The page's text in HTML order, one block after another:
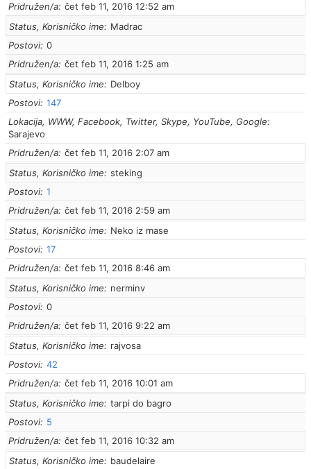
Pridružen/a čet feb 11, 2016 12:52 am
Status, Korisničko ime
Madrac
Postovi 0
Pridružen/a čet feb 11, 2016 1:25 am
Status, Korisničko ime
Delboy
Postovi 147
Lokacija, WWW, Facebook, Twitter, Skype, YouTube, Google
Sarajevo
Pridružen/a čet feb 11, 2016 2:07 am
Status, Korisničko ime
steking
Postovi 1
Pridružen/a čet feb 11, 2016 2:59 am
Status, Korisničko ime
Neko iz mase
Postovi 17
Pridružen/a čet feb 11, 2016 8:46 am
Status, Korisničko ime
nerminv
Postovi 0
Pridružen/a čet feb 11, 2016 9:22 am
Status, Korisničko ime
rajvosa
Postovi 42
Pridružen/a čet feb 11, 2016 10:01 am
Status, Korisničko ime
tarpi do bagro
Postovi
5
Pridružen/a čet feb 11, 2016 10:32 am
Status, Korisničko ime
baudelaire